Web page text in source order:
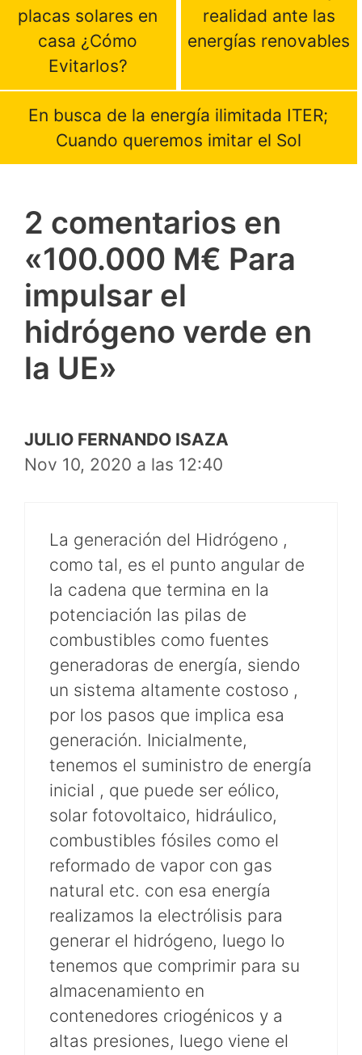
placas solares en
casa ¿Cómo
Evitarlos?
realidad ante las
energías renovables
En busca de la energía ilimitada ITER;
Cuando queremos imitar el Sol
2 comentarios en
«100.000 M€ Para
impulsar el
hidrógeno verde en
la UE»
JULIO FERNANDO ISAZA
Nov 10, 2020 a las 12:40
La generación del Hidrógeno ,
como tal, es el punto angular de
la cadena que termina en la
potenciación las pilas de
combustibles como fuentes
generadoras de energía, siendo
un sistema altamente costoso ,
por los pasos que implica esa
generación. Inicialmente,
tenemos el suministro de energía
inicial , que puede ser eólico,
solar fotovoltaico, hidráulico,
combustibles fósiles como el
reformado de vapor con gas
natural etc. con esa energía
realizamos la electrólisis para
generar el hidrógeno, luego lo
tenemos que comprimir para su
almacenamiento en
contenedores criogénicos y a
altas presiones, luego viene el